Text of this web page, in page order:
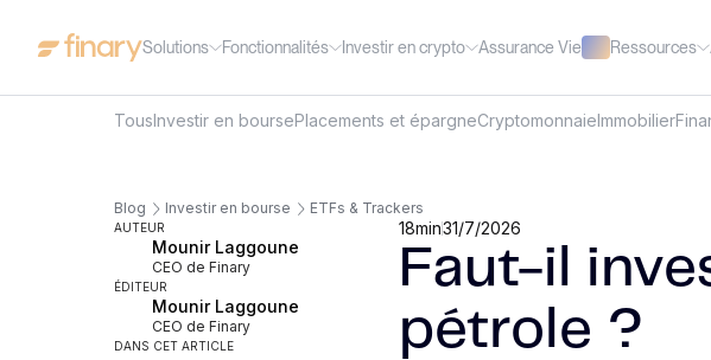
Solutions Fonctionnalités Investir en crypto Assurance Vie Ressources
Blog Investir en bourse ETFs & Trackers
AUTEUR
Mounir Laggoune
CEO de Finary
ÉDITEUR
Mounir Laggoune
CEO de Finary
DANS CET ARTICLE
18min31/7/2026
Faut-il
pétrole ?
TousInvestir en boursePlacements et épargneCryptomonnaieImmobilier